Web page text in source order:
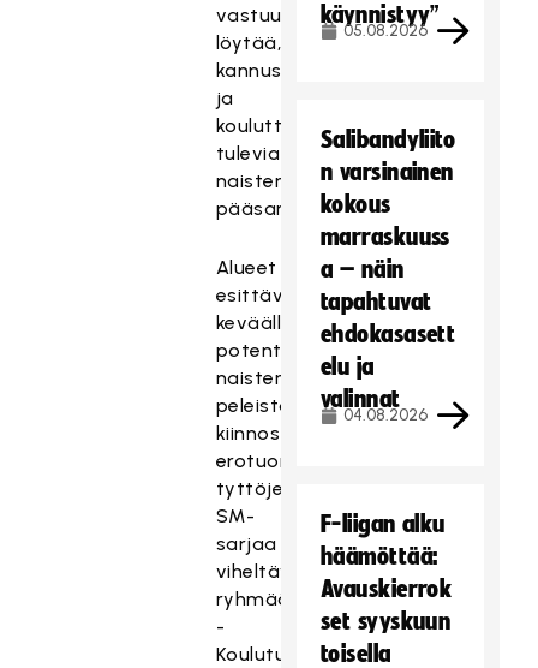
vastuu
löytää,
kannustaa
ja
kouluttaa
tulevia
naisten
pääsarjaviheltäjiä.
Alueet
esittävät
keväällä
potentiaalisia
naisten
peleistä
kiinnostuneita
erotuomareita
tyttöjen
SM-
sarjaa
viheltävien
ryhmään.
-
Koulutuksellisesti
tyttöjen
käynnistyy”
05.08.2026
Salibandyliito
n varsinainen
kokous
marraskuuss
a – näin
tapahtuvat
ehdokasasett
elu ja
valinnat
04.08.2026
F-liigan alku
häämöttää:
Avauskierrok
set syyskuun
toisella